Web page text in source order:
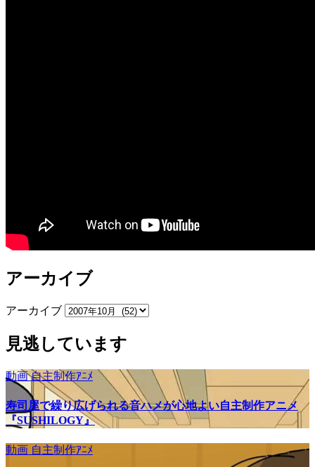
アーカイブ
アーカイブ
見逃しています
動画自主制作ｱﾆﾒ
寿司屋で繰り広げられる音ハメが心地よい自主制作アニメ
『SUSHILOGY』
動画 自主制作ｱﾆﾒ